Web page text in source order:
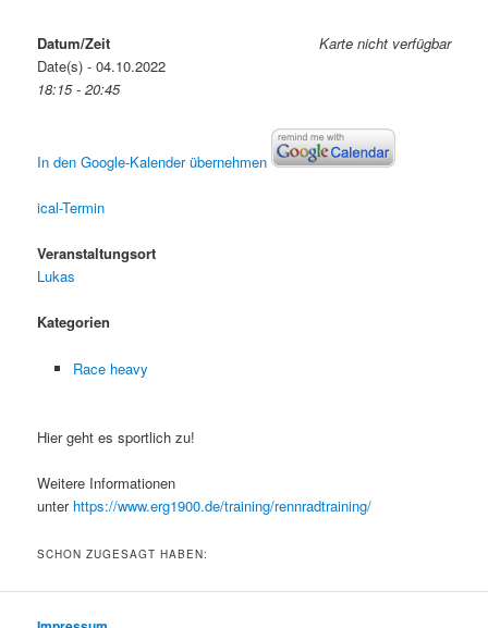
Karte nicht verfügbar
Datum/Zeit
Date(s) - 04.10.2022
18:15 - 20:45
In den Google-Kalender übernehmen
ical-Termin
Veranstaltungsort
Lukas
Kategorien
Race heavy
Hier geht es sportlich zu!
Weitere Informationen
unter https://www.erg1900.de/training/rennradtraining/
SCHON ZUGESAGT HABEN: